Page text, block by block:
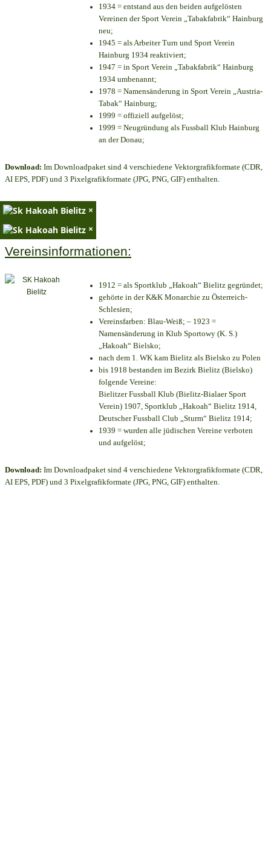
1934 = entstand aus den beiden aufgelösten
Vereinen der Sport Verein „Tabakfabrik“ Hainburg
neu;
1945 = als Arbeiter Turn und Sport Verein
Hainburg 1934 reaktiviert;
1947 = in Sport Verein „Tabakfabrik“ Hainburg
1934 umbenannt;
1978 = Namensänderung in Sport Verein „Austria-
Tabak“ Hainburg;
1999 = offiziell aufgelöst;
1999 = Neugründung als Fussball Klub Hainburg
an der Donau;
Download: Im Downloadpaket sind 4 verschiedene Vektorgrafikformate (CDR,
AI EPS, PDF) und 3 Pixelgrafikformate (JPG, PNG, GIF) enthalten.
×
×
Vereinsinformationen:
1912 = als Sportklub „Hakoah“ Bielitz gegründet;
gehörte in der K&K Monarchie zu Österreich-
Schlesien;
Vereinsfarben: Blau-Weiß; – 1923 =
Namensänderung in Klub Sportowy (K. S.)
„Hakoah“ Bielsko;
nach dem 1. WK kam Bielitz als Bielsko zu Polen
bis 1918 bestanden im Bezirk Bielitz (Bielsko)
folgende Vereine:
Bielitzer Fussball Klub (Bielitz-Bialaer Sport
Verein) 1907, Sportklub „Hakoah“ Bielitz 1914,
Deutscher Fussball Club „Sturm“ Bielitz 1914;
1939 = wurden alle jüdischen Vereine verboten
und aufgelöst;
Download: Im Downloadpaket sind 4 verschiedene Vektorgrafikformate (CDR,
AI EPS, PDF) und 3 Pixelgrafikformate (JPG, PNG, GIF) enthalten.